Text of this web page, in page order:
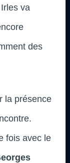
va
des
la présence
fois avec le